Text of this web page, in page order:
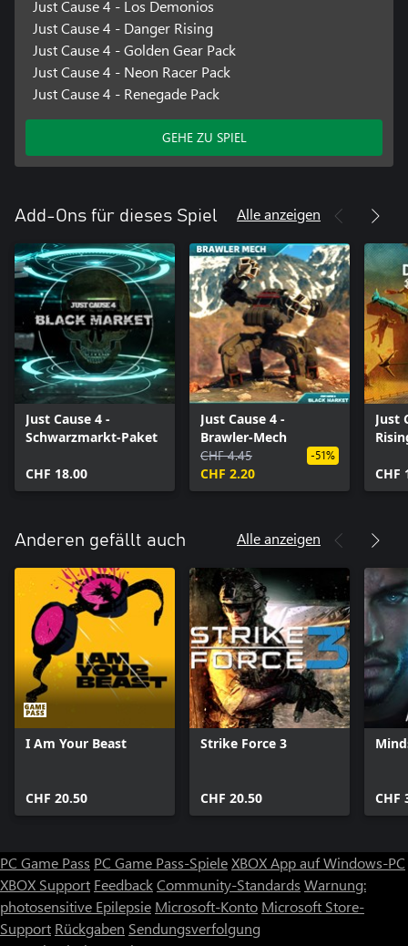
Just Cause 4 - Los Demonios
Just Cause 4 - Danger Rising
Just Cause 4 - Golden Gear Pack
Just Cause 4 - Neon Racer Pack
Just Cause 4 - Renegade Pack
GEHE ZU SPIEL
Add-Ons für dieses Spiel Alle anzeigen
Just Cause 4 -
Schwarzmarkt-Paket
CHF 18.00
Just Cause 4 -
Brawler-Mech
CHF 4.45
CHF 2.20
-51%
Just
CHF
Anderen gefällt auch Alle anzeigen
I Am Your Beast
CHF 20.50
Strike Force 3
CHF 20.50 CHF
PC Game Pass PC Game Pass-SpieleXBOX App auf Windows-PC
XBOX Support FeedbackCommunity-Standards Warnung:
photosensitive Epilepsie Microsoft-Konto Microsoft Store-
Support Rückgaben Sendungsverfolgung